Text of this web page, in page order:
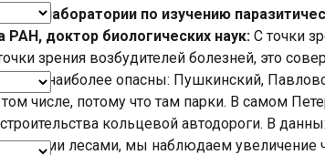
лаборатории по изучению
РАН, доктор биологических наук: С точки
зрения возбудителей болезней, это
наиболее опасны: Пушкинский,
числе, потому что там парки. В самом
кольцевой автодороги. В
дикими лесами, мы наблюдаем увеличение